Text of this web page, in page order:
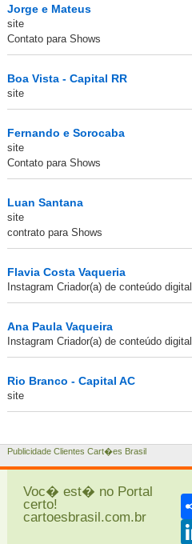
Jorge e Mateus
site
Contato para Shows
Boa Vista - Capital RR
site
Fernando e Sorocaba
site
Contato para Shows
Luan Santana
site
contrato para Shows
Flavia Costa Vaqueria
Instagram Criador(a) de conteúdo digital
Ana Paula Vaqueira
Instagram Criador(a) de conteúdo digital
Rio Branco - Capital AC
site
Publicidade Clientes Cart�es Brasil
Voc� est� no Portal
certo!
cartoesbrasil.com.br